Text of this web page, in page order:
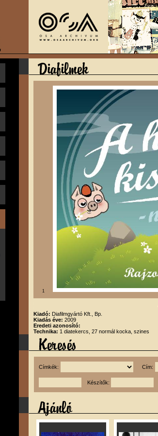
1
Kiadó: Diafilmgyártó Kft., Bp.
Kiadás éve: 2009
Eredeti azonosító:
Technika: 1 diatekercs, 27 normál kocka, szines
Címkék: Cím:
Készítők: